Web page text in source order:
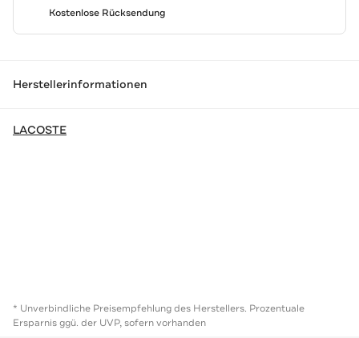
Kostenlose Rücksendung
Herstellerinformationen
LACOSTE
* Unverbindliche Preisempfehlung des Herstellers. Prozentuale
Ersparnis ggü. der UVP, sofern vorhanden